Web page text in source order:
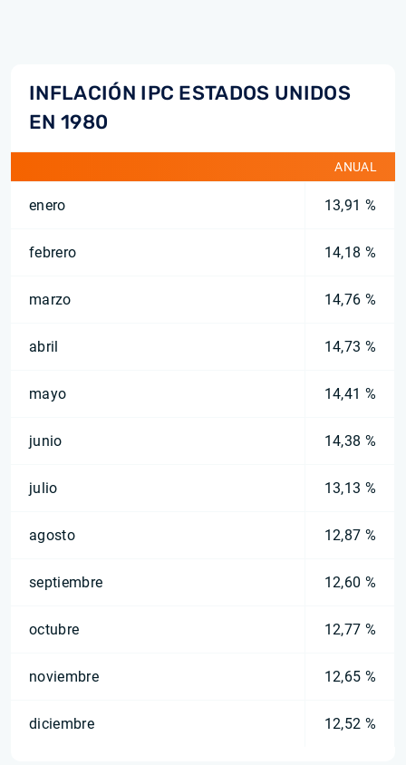
INFLACIÓN IPC ESTADOS UNIDOS
EN 1980
ANUAL
enero 13,91 %
febrero 14,18 %
marzo 14,76 %
abril 14,73 %
mayo 14,41 %
junio 14,38 %
julio 13,13 %
agosto 12,87 %
septiembre 12,60 %
octubre 12,77 %
noviembre 12,65 %
diciembre 12,52 %